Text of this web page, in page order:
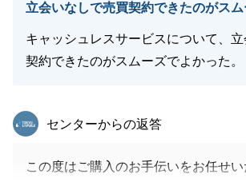
立会いなしで売買契約できたのがス
キャッシュレスサービスについて、
契約できたのがスムーズでよかった。
東急リバブル
センターからの返答
この度はご購入のお手伝いをお任せ